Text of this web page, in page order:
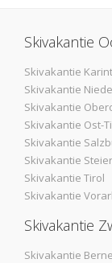
Skivakantie
Skivakantie
Skivakantie
Skivakantie
Skivakantie Ost-
Skivakantie
Skivakantie
Skivakantie Tirol
Skivakantie
Skivakantie
Skivakantie